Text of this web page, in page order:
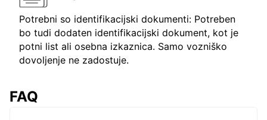
Potrebni so identifikacijski dokumenti: Potreben
bo tudi dodaten identifikacijski dokument, kot je
potni list ali osebna izkaznica. Samo vozniško
dovoljenje ne zadostuje.
FAQ